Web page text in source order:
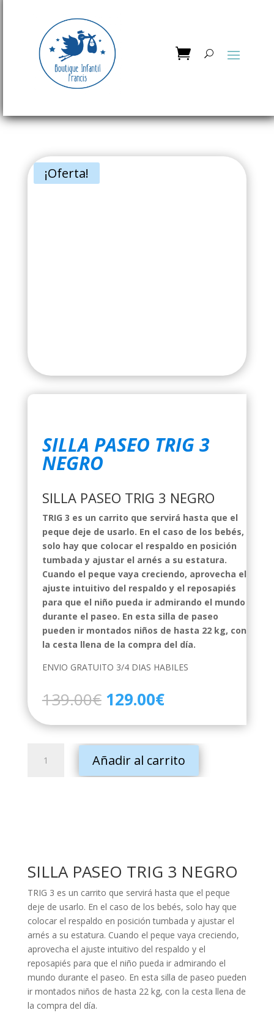
¡Oferta!
SILLA PASEO TRIG 3
NEGRO
SILLA PASEO TRIG 3 NEGRO
TRIG 3 es un carrito que servirá hasta que el
peque deje de usarlo. En el caso de los bebés,
solo hay que colocar el respaldo en posición
tumbada y ajustar el arnés a su estatura.
Cuando el peque vaya creciendo, aprovecha el
ajuste intuitivo del respaldo y el reposapiés
para que el niño pueda ir admirando el mundo
durante el paseo. En esta silla de paseo
pueden ir montados niños de hasta 22 kg, con
la cesta llena de la compra del día.
ENVIO GRATUITO 3/4 DIAS HABILES
139.00€ El
precio
original
era:
139.00€.
129.00€El
precio
actual
es:
129.00€.
PASEO
Añadir al carrito
SILLA PASEO TRIG 3 NEGRO
TRIG 3 es un carrito que servirá hasta que el peque
deje de usarlo. En el caso de los bebés, solo hay que
colocar el respaldo en posición tumbada y ajustar el
arnés a su estatura. Cuando el peque vaya creciendo,
aprovecha el ajuste intuitivo del respaldo y el
reposapiés para que el niño pueda ir admirando el
mundo durante el paseo. En esta silla de paseo pueden
ir montados niños de hasta 22 kg, con la cesta llena de
la compra del día.